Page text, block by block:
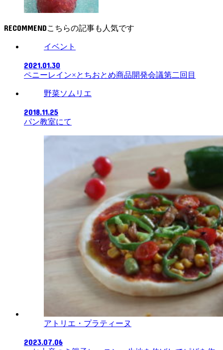
RECOMMEND
イベント
2021.01.30
ペニーレイン×とちおとめ商品開発会議第二回目
野菜ソムリエ
2018.11.25
パン教室にて
アトリエ・プラティーヌ
2023.07.06